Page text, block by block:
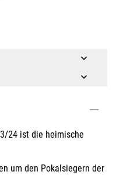
24 ist die heimische
um den Pokalsiegern der